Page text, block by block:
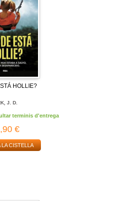
HOLLIE?
J. D.
terminis d'entrega
€
LA CISTELLA